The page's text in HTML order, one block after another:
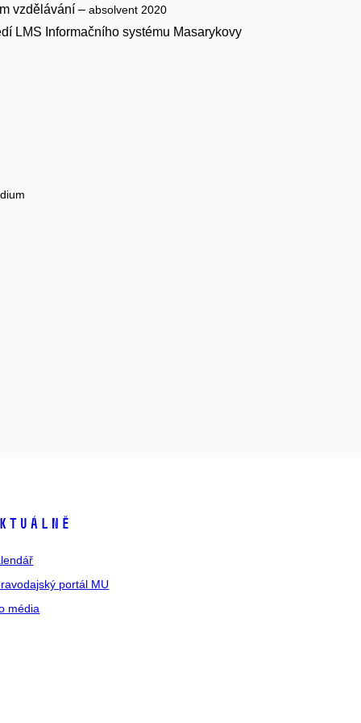
vzdělávání – absolvent 2020
LMS Informačního systému Masarykovy
portál MU
média